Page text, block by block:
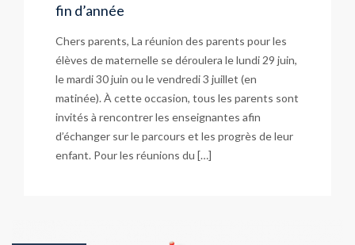
fin d’année
Chers parents, La réunion des parents pour les
élèves de maternelle se déroulera le lundi 29 juin,
le mardi 30 juin ou le vendredi 3 juillet (en
matinée). À cette occasion, tous les parents sont
invités à rencontrer les enseignantes afin
d’échanger sur le parcours et les progrès de leur
enfant. Pour les réunions du […]